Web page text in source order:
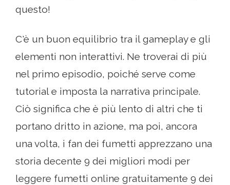
questo!
C'è un buon equilibrio tra il gameplay e gli
elementi non interattivi. Ne troverai di più
nel primo episodio, poiché serve come
tutorial e imposta la narrativa principale.
Ciò significa che è più lento di altri che ti
portano dritto in azione, ma poi, ancora
una volta, i fan dei fumetti apprezzano una
storia decente 9 dei migliori modi per
leggere fumetti online gratuitamente 9 dei